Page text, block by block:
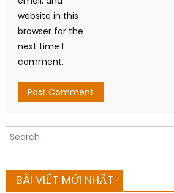
website in this
browser for the
next time I
comment.
Search
for:
BÀI VIẾT MỚI NHẤT